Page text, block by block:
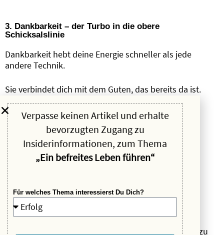
3. Dankbarkeit – der Turbo in die obere
Schicksalslinie
Dankbarkeit hebt deine Energie schneller als jede
andere Technik.
Sie verbindet dich mit dem Guten, das bereits da ist.
Sie bringt dich in Harmonie mit dem Leben.
Sie öffnet dein Herz.
Du kannst für unendlich viel dankbar sein:
Für dein Essen.
Für ein Lächeln auf der Straße.
Für die Freiheit, dieses Video oder diesen Text zu
Verpasse keinen Artikel und erhalte
bevorzugten Zugang zu
Insiderinformationen, zum Thema
„Ein befreites Leben führen“
Für welches Thema interessierst Du Dich?